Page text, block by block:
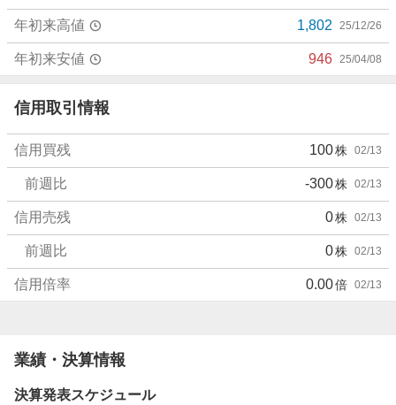
年初来高値 1,802 25/12/26
年初来安値 946 25/04/08
信用取引情報
信用買残 100株 02/13
前週比 -300株 02/13
信用売残 0株 02/13
前週比 0株 02/13
信用倍率 0.00倍 02/13
業績・決算情報
決算発表スケジュール